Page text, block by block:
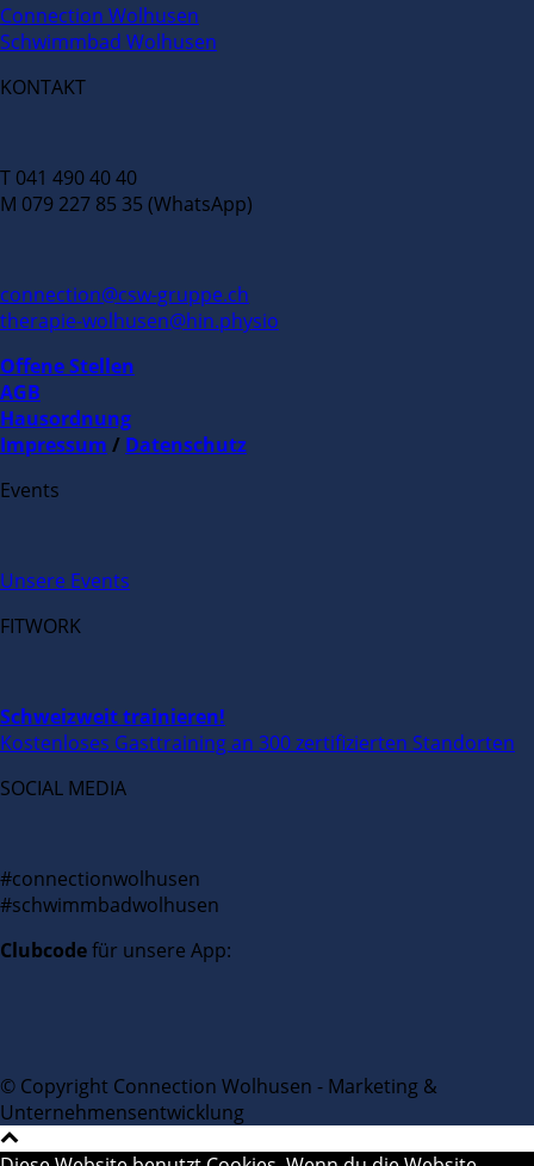
Connection Wolhusen
Schwimmbad Wolhusen
KONTAKT
T 041 490 40 40
M 079 227 85 35 (WhatsApp)
connection@csw-gruppe.ch
therapie-wolhusen@hin.physio
Offene Stellen
AGB
Hausordnung
Impressum / Datenschutz
Events
Unsere Events
FITWORK
Schweizweit trainieren!
Kostenloses Gasttraining an 300 zertifizierten Standorten
SOCIAL MEDIA
#connectionwolhusen
#schwimmbadwolhusen
Clubcodefür unsere App:
© Copyright Connection Wolhusen - Marketing &
Unternehmensentwicklung